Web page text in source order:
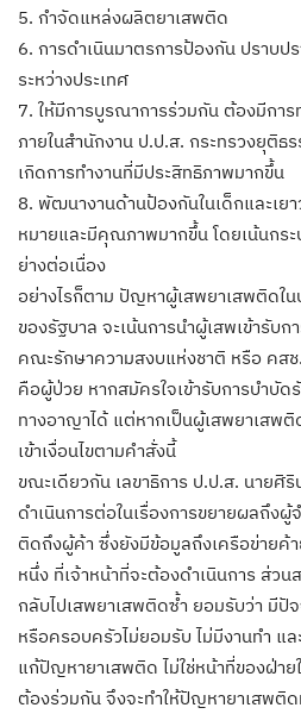
5. กำจัดแหล่งผลิตยาเสพติด
6. การดำเนินมาตรการป้องกัน ปราบป
ระหว่างประเทศ
7. ให้มีการบูรณาการร่วมกัน ต้องมีกา
ภายในสำนักงาน ป.ป.ส. กระทรวงยุติธ
เกิดการทำงานที่มีประสิทธิภาพมากขึ้น
8. พัฒนางานด้านป้องกันในเด็กและเย
หมายและมีคุณภาพมากขึ้น โดยเน้นกร
ย่างต่อเนื่อง
อย่างไรก็ตาม ปัญหาผู้เสพยาเสพติดใ
ของรัฐบาล จะเน้นการนำผู้เสพเข้ารับ
คณะรักษาความสงบแห่งชาติ หรือ คส
คือผู้ป่วย หากสมัครใจเข้ารับการบำบัด
ทางอาญาได้ แต่หากเป็นผู้เสพยาเสพ
เข้าเงื่อนไขตามคำสั่งนี้
ขณะเดียวกัน เลขาธิการ ป.ป.ส. นายศิ
ดำเนินการต่อในเรื่องการขยายผลถึง
ติดถึงผู้ค้า ซึ่งยังมีข้อมูลถึงเครือข่ายค้
หนึ่ง ที่เจ้าหน้าที่จะต้องดำเนินการ ส่ว
กลับไปเสพยาเสพติดซ้ำ ยอมรับว่า มีปั
หรือครอบครัวไม่ยอมรับ ไม่มีงานทำ แล
แก้ปัญหายาเสพติด ไม่ใช่หน้าที่ของฝ่า
ต้องร่วมกัน จึงจะทำให้ปัญหายาเสพติ